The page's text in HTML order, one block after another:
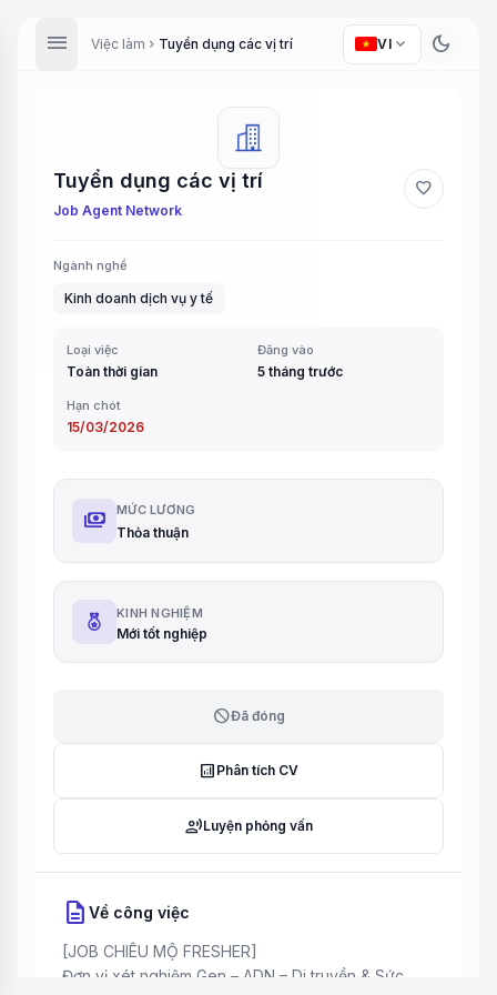
menu Việc làm chevron_right Tuyển dụng các vị trí VI expand_more dark_mode
Tuyển dụng các vị trí
Job Agent Network
favorite
Ngành nghề
Kinh doanh dịch vụ y tế
Loại việc
Toàn thời gian
Đăng vào
5 tháng trước
Hạn chót
15/03/2026
payments MỨC LƯƠNG
Thỏa thuận
KINH NGHIỆM
Mới tốt nghiệp
blockĐã đóng
analytics Phân tích CV
record_voice_overLuyện phỏng vấn
description Về công việc
[JOB CHIÊU MỘ FRESHER]
Đơn vị xét nghiệm Gen – ADN – Di truyền & Sức